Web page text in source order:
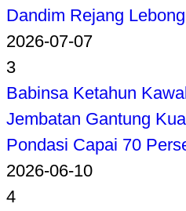
Dandim Rejang Lebong
2026-07-07
3
Babinsa Ketahun
Jembatan Gantung
Pondasi Capai 70
2026-06-10
4